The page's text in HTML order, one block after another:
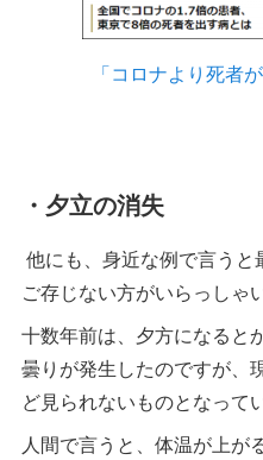
「コロナより死者
・夕立の消失
他にも、身近な例で言う
ご存じない方がいらっしゃ
十数年前は、夕方になると
曇りが発生したのですが、
ど見られないものとなって
人間で言うと、体温が上